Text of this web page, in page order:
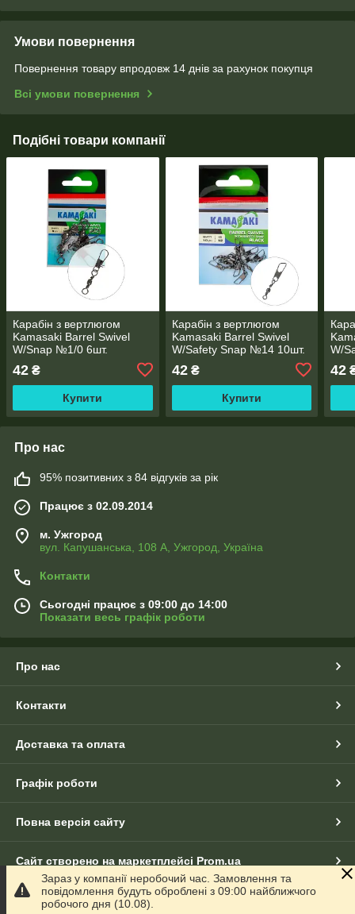
Умови повернення
Повернення товару впродовж 14 днів за рахунок покупця
Всі умови повернення
Подібні товари компанії
Карабін з вертлюгом
Kamasaki Barrel Swivel
W/Snap №1/0 6шт.
42 ₴
Купити
Карабін з вертлюгом
Kamasaki Barrel Swivel
W/Safety Snap №14 10шт.
42₴
Купити
W/
42
Про нас
95% позитивних з 84 відгуків за рік
Працює з 02.09.2014
м. Ужгород
вул. Капушанська, 108 А, Ужгород, Україна
Контакти
Сьогодні працює з 09:00 до 14:00
Показати весь графік роботи
Про нас
Контакти
Доставка та оплата
Графік роботи
Повна версія сайту
Сайт створено на маркетплейсі Prom.ua
Політика конфіденційності
Зараз у компанії неробочий час. Замовлення та
повідомлення будуть оброблені з 09:00 найближчого
робочого дня (10.08).